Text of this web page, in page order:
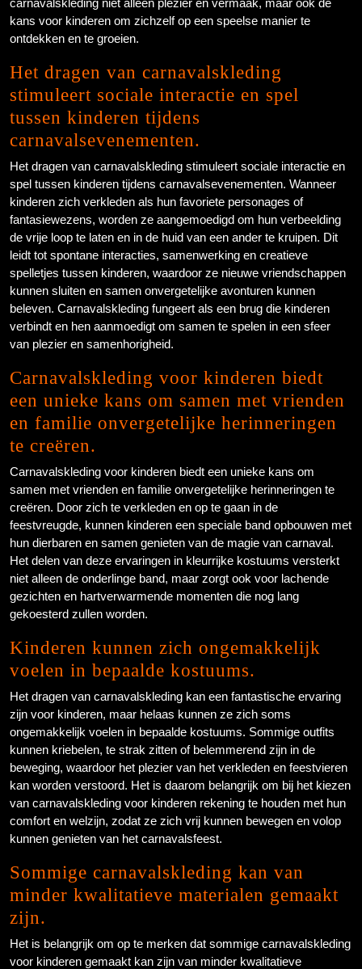
carnavalskleding niet alleen plezier en vermaak, maar ook de
kans voor kinderen om zichzelf op een speelse manier te
ontdekken en te groeien.
Het dragen van carnavalskleding
stimuleert sociale interactie en spel
tussen kinderen tijdens
carnavalsevenementen.
Het dragen van carnavalskleding stimuleert sociale interactie en
spel tussen kinderen tijdens carnavalsevenementen. Wanneer
kinderen zich verkleden als hun favoriete personages of
fantasiewezens, worden ze aangemoedigd om hun verbeelding
de vrije loop te laten en in de huid van een ander te kruipen. Dit
leidt tot spontane interacties, samenwerking en creatieve
spelletjes tussen kinderen, waardoor ze nieuwe vriendschappen
kunnen sluiten en samen onvergetelijke avonturen kunnen
beleven. Carnavalskleding fungeert als een brug die kinderen
verbindt en hen aanmoedigt om samen te spelen in een sfeer
van plezier en samenhorigheid.
Carnavalskleding voor kinderen biedt
een unieke kans om samen met vrienden
en familie onvergetelijke herinneringen
te creëren.
Carnavalskleding voor kinderen biedt een unieke kans om
samen met vrienden en familie onvergetelijke herinneringen te
creëren. Door zich te verkleden en op te gaan in de
feestvreugde, kunnen kinderen een speciale band opbouwen met
hun dierbaren en samen genieten van de magie van carnaval.
Het delen van deze ervaringen in kleurrijke kostuums versterkt
niet alleen de onderlinge band, maar zorgt ook voor lachende
gezichten en hartverwarmende momenten die nog lang
gekoesterd zullen worden.
Kinderen kunnen zich ongemakkelijk
voelen in bepaalde kostuums.
Het dragen van carnavalskleding kan een fantastische ervaring
zijn voor kinderen, maar helaas kunnen ze zich soms
ongemakkelijk voelen in bepaalde kostuums. Sommige outfits
kunnen kriebelen, te strak zitten of belemmerend zijn in de
beweging, waardoor het plezier van het verkleden en feestvieren
kan worden verstoord. Het is daarom belangrijk om bij het kiezen
van carnavalskleding voor kinderen rekening te houden met hun
comfort en welzijn, zodat ze zich vrij kunnen bewegen en volop
kunnen genieten van het carnavalsfeest.
Sommige carnavalskleding kan van
minder kwalitatieve materialen gemaakt
zijn.
Het is belangrijk om op te merken dat sommige carnavalskleding
voor kinderen gemaakt kan zijn van minder kwalitatieve